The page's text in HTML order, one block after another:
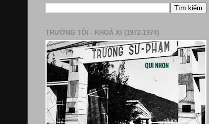
TRƯỜNG TÔI - KHOÁ XI (1972-1974)